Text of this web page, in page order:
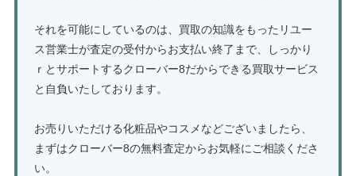
それを可能にしているのは、買取の知識をもったリユー
ス営業士が査定の受付からお支払い終了まで、しっかり
ｒとサポートするクローバー8だからできる買取サービス
と自負いたしております。
お売りいただける化粧品やコスメなどございましたら、
まずはクローバー8の無料査定からお気軽にご相談くださ
い。